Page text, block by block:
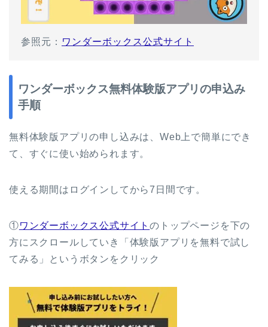
参照元： ワンダーボックス公式サイト
ワンダーボックス無料体験版アプリの申込み
手順
無料体験版アプリの申し込みは、Web上で簡単にでき
て、すぐに使い始められます。
使える期間はログインしてから7日間です。
①ワンダーボックス公式サイトのトップページを下の
方にスクロールしていき「体験版アプリを無料で試し
てみる」というボタンをクリック